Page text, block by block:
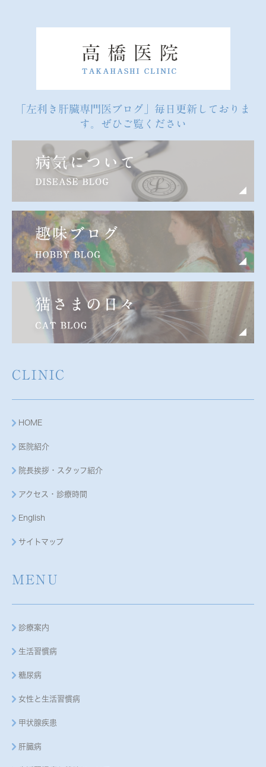
「左利き肝臓専門医ブログ」毎日更新しておりま
す。ぜひご覧ください
CLINIC
HOME
医院紹介
院長挨拶・スタッフ紹介
アクセス・診療時間
English
サイトマップ
MENU
診療案内
生活習慣病
糖尿病
女性と生活習慣病
甲状腺疾患
肝臓病